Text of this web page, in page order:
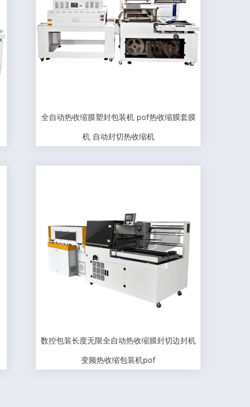
全自动热收缩膜塑封包装机 pof热收缩膜套膜
机 自动封切热收缩机
数控包装长度无限全自动热收缩膜封切边封机
变频热收缩包装机pof